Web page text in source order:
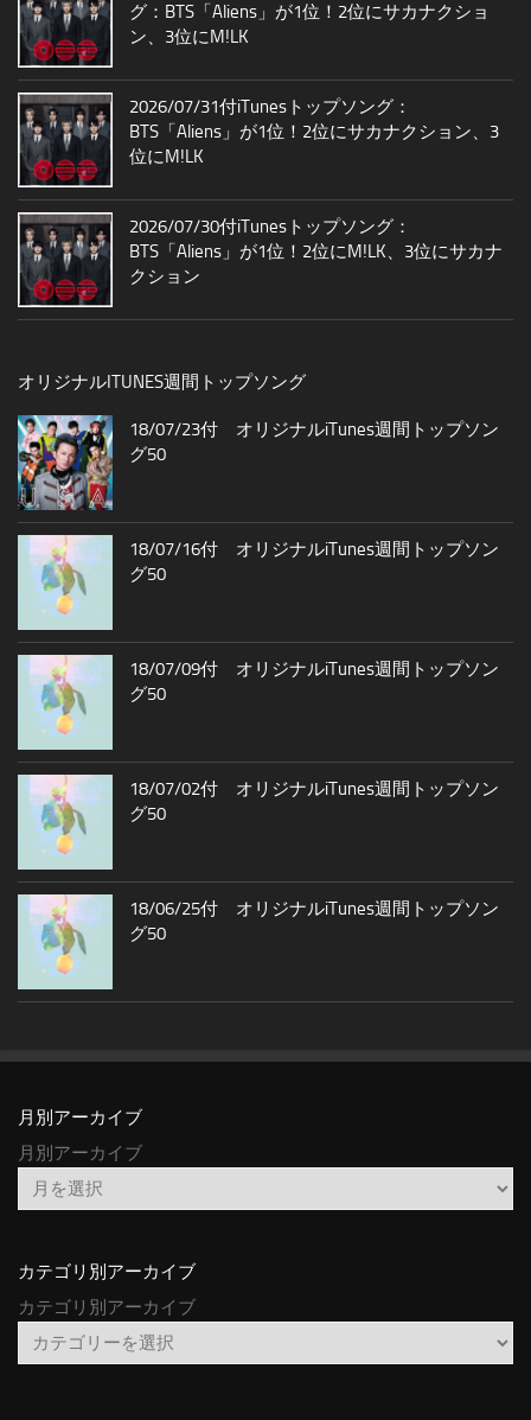
グ：BTS「Aliens」が1位！2位にサカナクショ
ン、3位にM!LK
2026/07/31付iTunesトップソング：
BTS「Aliens」が1位！2位にサカナクション、3
位にM!LK
2026/07/30付iTunesトップソング：
BTS「Aliens」が1位！2位にM!LK、3位にサカナ
クション
オリジナルITUNES週間トップソング
18/07/23付 オリジナルiTunes週間トップソン
グ50
18/07/16付 オリジナルiTunes週間トップソン
グ50
18/07/09付 オリジナルiTunes週間トップソン
グ50
18/07/02付 オリジナルiTunes週間トップソン
グ50
18/06/25付 オリジナルiTunes週間トップソン
グ50
月別アーカイブ
月別アーカイブ
カテゴリ別アーカイブ
カテゴリ別アーカイブ